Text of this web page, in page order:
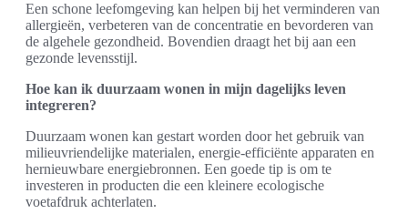
Een schone leefomgeving kan helpen bij het verminderen van
allergieën, verbeteren van de concentratie en bevorderen van
de algehele gezondheid. Bovendien draagt het bij aan een
gezonde levensstijl.
Hoe kan ik duurzaam wonen in mijn dagelijks leven
integreren?
Duurzaam wonen kan gestart worden door het gebruik van
milieuvriendelijke materialen, energie-efficiënte apparaten en
hernieuwbare energiebronnen. Een goede tip is om te
investeren in producten die een kleinere ecologische
voetafdruk achterlaten.